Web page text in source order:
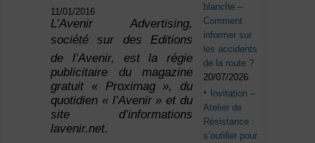
11/01/2016
L’Avenir Advertising,
société sur des Editions
de l’Avenir, est la régie
publicitaire du magazine
gratuit « Proximag », du
quotidien « l’Avenir » et du
site d’informations
lavenir.net.
blanche –
Comment
informer sur
les accidents
de la route ?
20/07/2026
Invitation –
Atelier de
Résistance :
s’outiller pour